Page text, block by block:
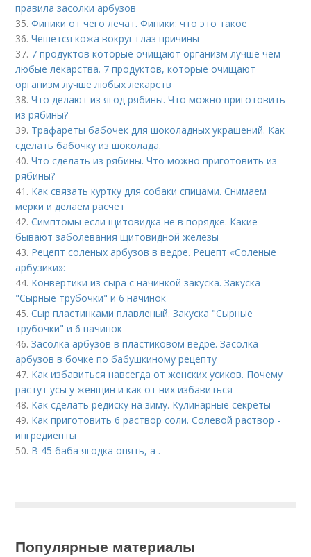
правила засолки арбузов
35.Финики от чего лечат. Финики: что это такое
36.Чешется кожа вокруг глаз причины
37. 7 продуктов которые очищают организм лучше чем
любые лекарства. 7 продуктов, которые очищают
организм лучше любых лекарств
38.Что делают из ягод рябины. Что можно приготовить
из рябины?
39. Трафареты бабочек для шоколадных украшений. Как
сделать бабочку из шоколада.
40.Что сделать из рябины. Что можно приготовить из
рябины?
41. Как связать куртку для собаки спицами. Снимаем
мерки и делаем расчет
42.Симптомы если щитовидка не в порядке. Какие
бывают заболевания щитовидной железы
43. Рецепт соленых арбузов в ведре. Рецепт «Соленые
арбузики»:
44. Конвертики из сыра с начинкой закуска. Закуска
"Сырные трубочки" и 6 начинок
45.Сыр пластинками плавленый. Закуска "Сырные
трубочки" и 6 начинок
46.Засолка арбузов в пластиковом ведре. Засолка
арбузов в бочке по бабушкиному рецепту
47. Как избавиться навсегда от женских усиков. Почему
растут усы у женщин и как от них избавиться
48. Как сделать редиску на зиму. Кулинарные секреты
49. Как приготовить 6 раствор соли. Солевой раствор -
ингредиенты
50. В 45 баба ягодка опять, а .
Популярные материалы